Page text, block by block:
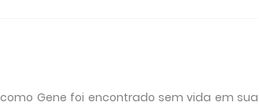
Gene foi encontrado sem vida em sua